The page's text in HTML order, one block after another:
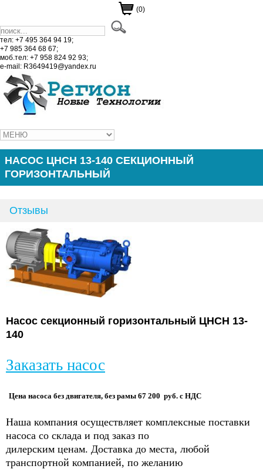
(0)
тел: +7 495 364 94 19;
+7 985 364 68 67;
моб.тел: +7 958 824 92 93;
e-mail: R3649419@yandex.ru
НАСОС ЦНСН 13-140 СЕКЦИОННЫЙ
ГОРИЗОНТАЛЬНЫЙ
Отзывы
Насос секционный горизонтальный ЦНСН 13-
140
Заказать насос
Цена насоса без двигателя, без рамы 67 200 руб. с НДС
Наша компания осуществляет комплексные поставки
насоса со склада и под заказ по
дилерским ценам. Доставка до места, любой
транспортной компанией, по желанию